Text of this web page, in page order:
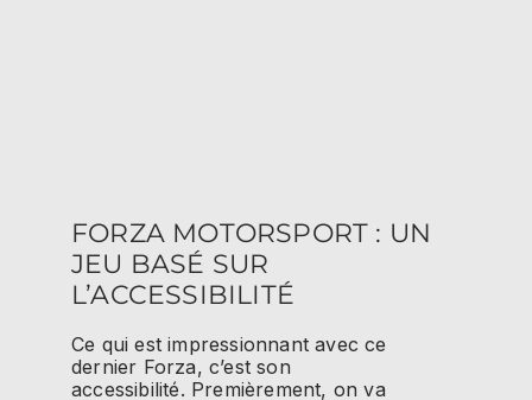
FORZA MOTORSPORT : UN
JEU BASÉ SUR
L’ACCESSIBILITÉ
Ce qui est impressionnant avec ce
dernier Forza, c’est son
accessibilité. Premièrement, on va